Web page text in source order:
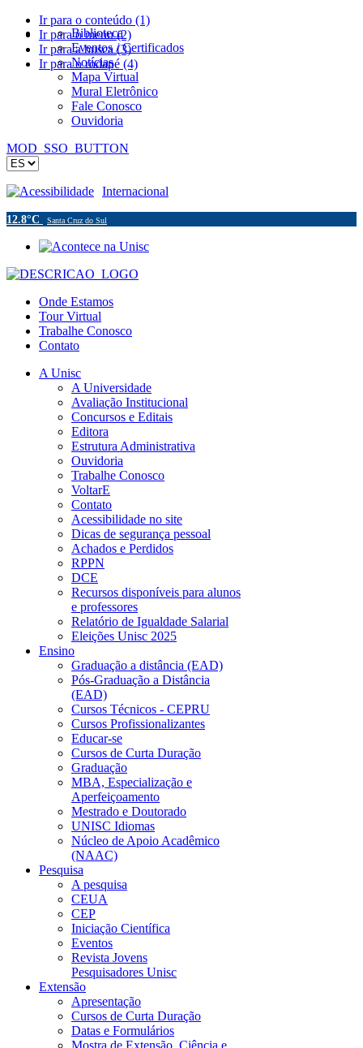
Ir para o conteúdo (1)
Ir para o menu (2)
Ir para a busca (3)
Ir para o rodapé (4)
Biblioteca
Eventos / Certificados
Notícias
Mapa Virtual
Mural Eletrônico
Fale Conosco
Ouvidoria
MOD_SSO_BUTTON
Acessibilidade Internacional
12.8°C Santa Cruz do Sul
Onde Estamos
Tour Virtual
Trabalhe Conosco
Contato
A Unisc
A Universidade
Avaliação Institucional
Concursos e Editais
Editora
Estrutura Administrativa
Ouvidoria
Trabalhe Conosco
VoltarE
Contato
Acessibilidade no site
Dicas de segurança pessoal
Achados e Perdidos
RPPN
DCE
Recursos disponíveis para alunos
e professores
Relatório de Igualdade Salarial
Eleições Unisc 2025
Ensino
Graduação a distância (EAD)
Pós-Graduação a Distância
(EAD)
Cursos Técnicos - CEPRU
Cursos Profissionalizantes
Educar-se
Cursos de Curta Duração
Graduação
MBA, Especialização e
Aperfeiçoamento
Mestrado e Doutorado
UNISC Idiomas
Núcleo de Apoio Acadêmico
(NAAC)
Pesquisa
A pesquisa
CEUA
CEP
Iniciação Científica
Eventos
Revista Jovens
Pesquisadores Unisc
Extensão
Apresentação
Cursos de Curta Duração
Datas e Formulários
Mostra de Extensão, Ciência e